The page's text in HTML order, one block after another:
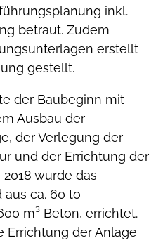
inkl.
betraut. Zudem
erstellt
gestellt.
der Baubeginn mit
Ausbau der
der Verlegung der
und der Errichtung der
wurde das
ca. 60 to
m³ Beton, errichtet.
Errichtung der Anlage